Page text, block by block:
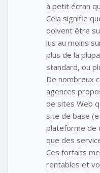
à petit écran
Cela signifie
doivent être
lus au moins
plus de la
standard, ou
De nombreux
agences
de sites Web
site de base
plateforme de
que des
Ces forfaits
rentables et